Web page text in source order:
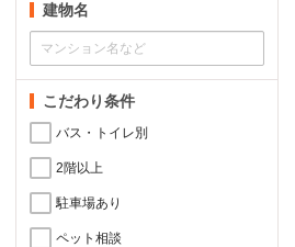
建物名
こだわり条件
バス・トイレ別
2階以上
駐車場あり
ペット相談